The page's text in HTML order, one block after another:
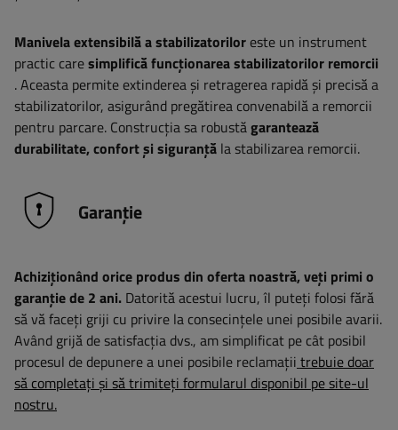
Manivela extensibilă a stabilizatorilor este un instrument
practic caresimplifică funcționarea stabilizatorilor remorcii
. Aceasta permite extinderea și retragerea rapidă și precisă a
stabilizatorilor, asigurând pregătirea convenabilă a remorcii
pentru parcare. Construcția sa robustăgarantează
durabilitate, confort și siguranță la stabilizarea remorcii.
Garanție
Achiziționând orice produs din oferta noastră, veți primi o
garanție de 2 ani. Datorită acestui lucru, îl puteți folosi fără
să vă faceți griji cu privire la consecințele unei posibile avarii.
Având grijă de satisfacția dvs., am simplificat pe cât posibil
procesul de depunere a unei posibile reclamații trebuie doar
să completați și să trimiteți formularul disponibil pe site-ul
nostru.